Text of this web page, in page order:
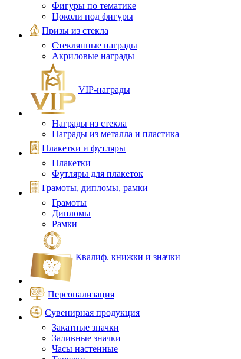
Фигуры по тематике
Цоколи под фигуры
Призы из стекла
Стеклянные награды
Акриловые награды
VIP‑награды
Награды из стекла
Награды из металла и пластика
Плакетки и футляры
Плакетки
Футляры для плакеток
Грамоты, дипломы, рамки
Грамоты
Дипломы
Рамки
Квалиф. книжки и значки
Персонализация
Сувенирная продукция
Закатные значки
Заливные значки
Часы настенные